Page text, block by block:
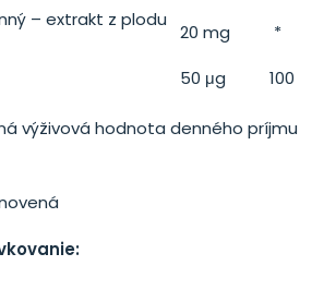
– extrakt z plodu
20 mg
*
50 μg 100
výživová hodnota denného príjmu